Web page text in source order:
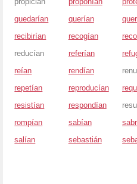
quedarían
querían
recibirían
recogían
reducían
referían
reían
rendían
repetían
reproducían
resistían
respondían
rompían
sabían
salían
sebastián